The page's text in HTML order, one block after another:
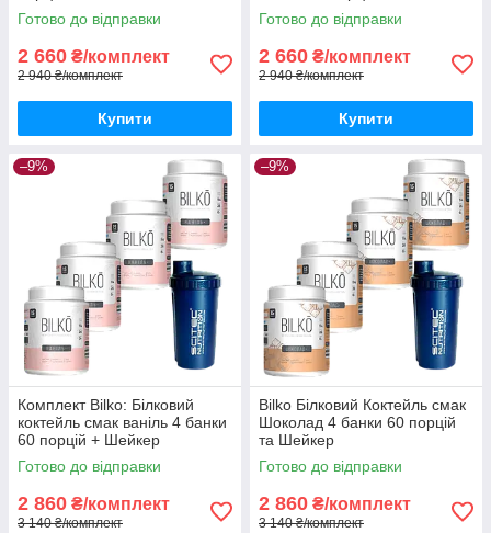
Готово до відправки
2 660 ₴/комплект
2 940 ₴/комплект
Купити
Готово до відправки
2 660 ₴/комплект
2 940 ₴/комплект
Купити
–9%
Комплект Bilko: Білковий
коктейль смак ваніль 4 банки
60 порцій + Шейкер
Готово до відправки
2 860 ₴/комплект
3 140 ₴/комплект
–9%
Bilko Білковий Коктейль смак
Шоколад 4 банки 60 порцій
та Шейкер
Готово до відправки
2 860 ₴/комплект
3 140 ₴/комплект